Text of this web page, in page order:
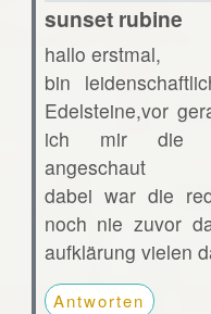
sunset rubine
hallo erstmal,
bin
Edelsteine,vor
ich mir die
angeschaut
dabei war die
noch nie zuvor
aufklärung vielen
Antworten